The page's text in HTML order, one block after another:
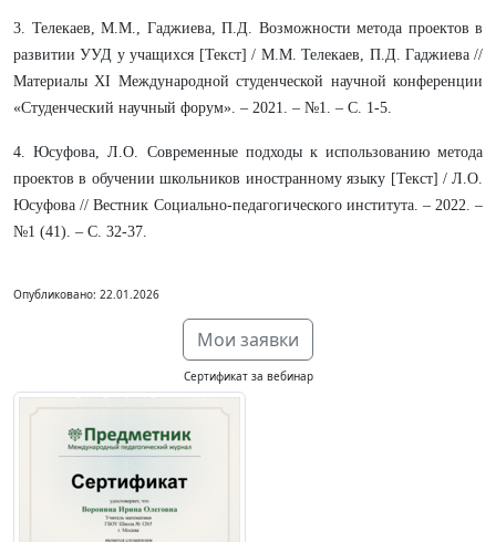
3. Телекаев, М.М., Гаджиева, П.Д. Возможности метода проектов в
развитии УУД у учащихся [Текст] / М.М. Телекаев, П.Д. Гаджиева //
Материалы XI Международной студенческой научной конференции
«Студенческий научный форум». – 2021. – №1. – С. 1-5.
4. Юсуфова, Л.О. Современные подходы к использованию метода
проектов в обучении школьников иностранному языку [Текст] / Л.О.
Юсуфова // Вестник Социально-педагогического института. – 2022. –
№1 (41). – С. 32-37.
Опубликовано: 22.01.2026
Мои заявки
Сертификат за вебинар